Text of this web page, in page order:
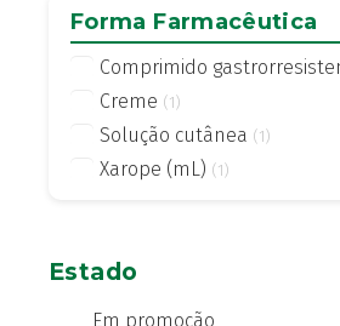
Forma Farmacêutica
Comprimido
Creme (1)
Solução cutânea (1)
Xarope (mL) (1)
Estado
Em promoção